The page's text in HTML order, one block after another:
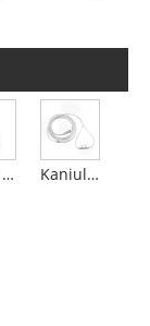
Boom infuzyjny Kaniula tlenowa do nosa